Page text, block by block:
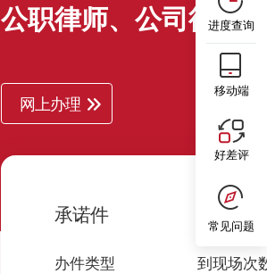
公职律师、公司律师
网上办理
承诺件
办件类型
0
到现场次
进度查询
移动端
好差评
常见问题